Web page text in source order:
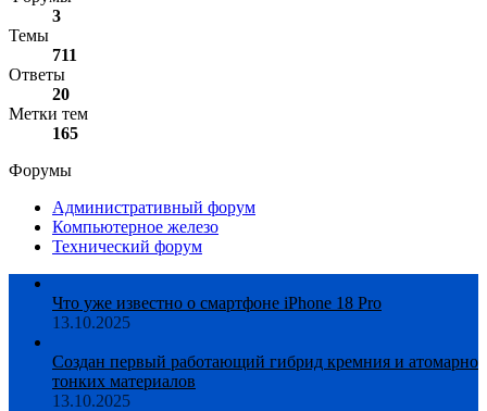
3
Темы
711
Ответы
20
Метки тем
165
Форумы
Административный форум
Компьютерное железо
Технический форум
Что уже известно о смартфоне iPhone 18 Pro
13.10.2025
Создан первый работающий гибрид кремния и атомарно
тонких материалов
13.10.2025